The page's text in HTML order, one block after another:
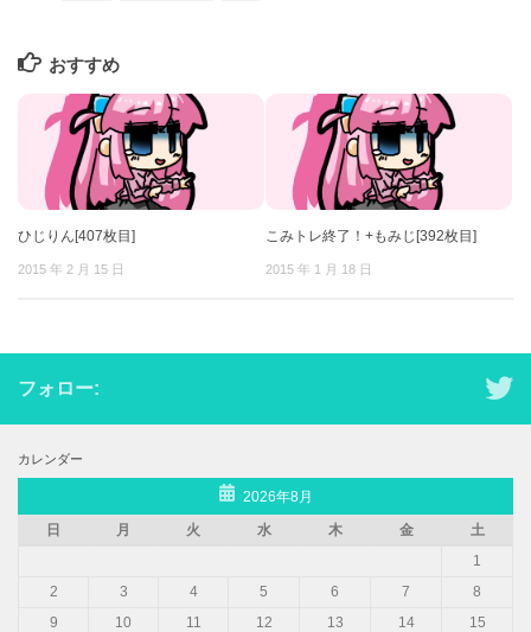
おすすめ
ひじりん[407枚目]
2015 年 2 月 15 日
こみトレ終了！+もみじ[392枚目]
2015 年 1 月 18 日
フォロー:
カレンダー
2026年8月
日
月 火 水 木 金
土
1
2
3 4 5 6 7
8
9
10 11 12 13 14
15